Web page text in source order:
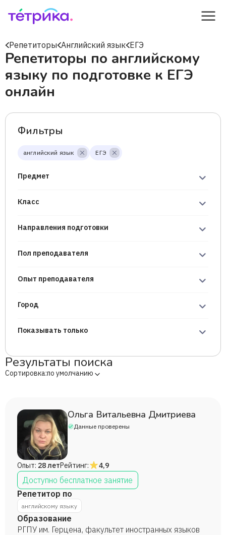
Репетиторы Английский язык ЕГЭ
Репетиторы по английскому
языку по подготовке к ЕГЭ
онлайн
Результаты поиска
Сортировка:по умолчанию
Ольга Витальевна Дмитриева
Данные проверены
Опыт: 28 летРейтинг: 4,9
Доступно бесплатное занятие
Репетитор по
английскому языку
Образование
РГПУ им. Герцена, факультет иностранных языков
Фильтры
английский язык ЕГЭ
Предмет
Класс
Направления подготовки
Пол преподавателя
Опыт преподавателя
Город
Показывать только